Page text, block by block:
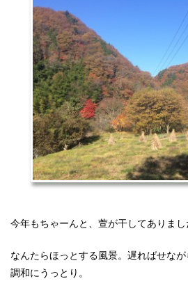
今年もちゃーんと、萱が干してありまし
なんたらほっとする風景。遅ればせな
調和にうっとり。